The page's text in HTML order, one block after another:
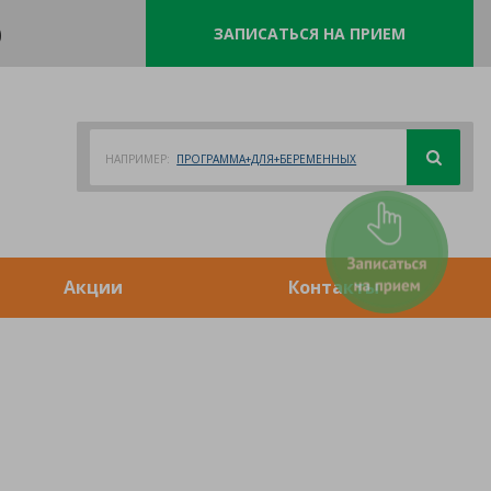
ЗАПИСАТЬСЯ НА ПРИЕМ
НАПРИМЕР: ПРОГРАММА+ДЛЯ+БЕРЕМЕННЫХ
Акции Контакты